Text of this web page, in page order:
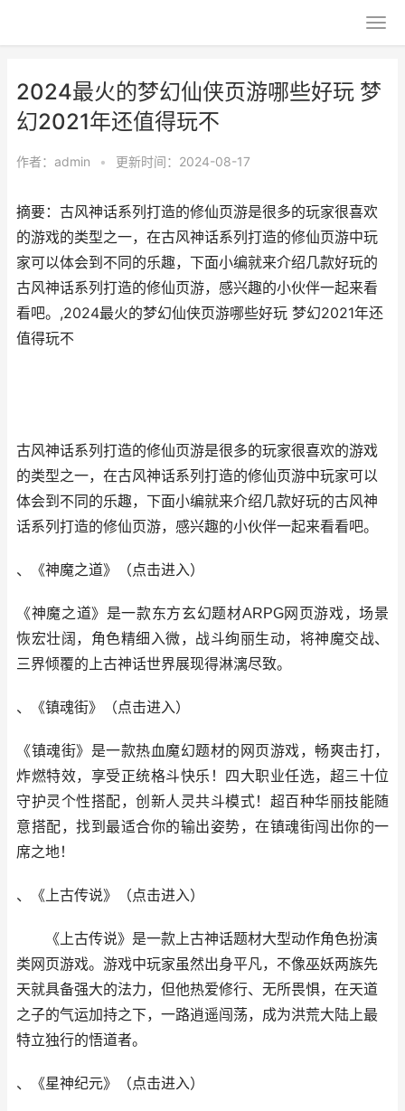
2024最火的梦幻仙侠页游哪些好玩 梦
幻2021年还值得玩不
作者： admin • 更新时间：2024-08-17
摘要：古风神话系列打造的修仙页游是很多的玩家很喜欢
的游戏的类型之一，在古风神话系列打造的修仙页游中玩
家可以体会到不同的乐趣，下面小编就来介绍几款好玩的
古风神话系列打造的修仙页游，感兴趣的小伙伴一起来看
看吧。,2024最火的梦幻仙侠页游哪些好玩 梦幻2021年还
值得玩不
古风神话系列打造的修仙页游是很多的玩家很喜欢的游戏
的类型之一，在古风神话系列打造的修仙页游中玩家可以
体会到不同的乐趣，下面小编就来介绍几款好玩的古风神
话系列打造的修仙页游，感兴趣的小伙伴一起来看看吧。
、《神魔之道》 （点击进 入）
《神魔之道》是一款东方玄幻题材ARPG网页游戏，场景
恢宏壮阔，角色精细入微，战斗绚丽生动，将神魔交战、
三界倾覆的上古神话世界展现得淋漓尽致。
、《镇魂街》 （点击进 入）
《镇魂街》是一款热血魔幻题材的网页游戏，畅爽击打，
炸燃特效，享受正统格斗快乐！四大职业任选，超三十位
守护灵个性搭配，创新人灵共斗模式！超百种华丽技能随
意搭配，找到最适合你的输出姿势，在镇魂街闯出你的一
席之地！
、《上古传说》 （点击进 入）
《上古传说》是一款上古神话题材大型动作角色扮演
类网页游戏。游戏中玩家虽然出身平凡，不像巫妖两族先
天就具备强大的法力，但他热爱修行、无所畏惧，在天道
之子的气运加持之下，一路逍遥闯荡，成为洪荒大陆上最
特立独行的悟道者。
、《星神纪元》 （点击进 入）